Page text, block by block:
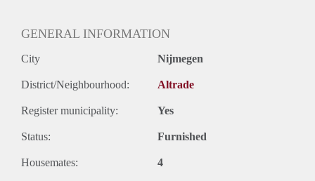
GENERAL INFORMATION
City Nijmegen
District/Neighbourhood: Altrade
Register municipality: Yes
Status: Furnished
Housemates: 4